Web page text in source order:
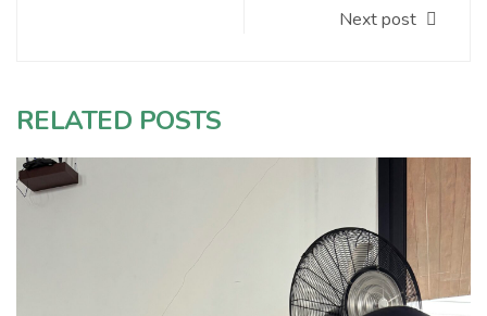
Next post
RELATED POSTS